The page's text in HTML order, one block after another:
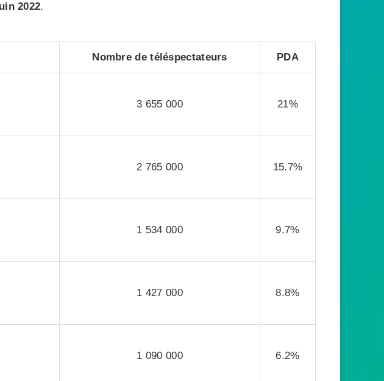
2022.
Nombre de téléspectateurs PDA
3 655 000 21%
2 765 000 15.7%
1 534 000 9.7%
1 427 000 8.8%
1 090 000 6.2%